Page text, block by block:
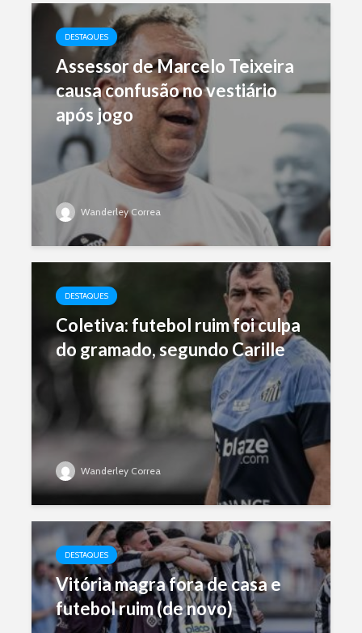
DESTAQUES
Assessor de Marcelo Teixeira
causa confusão no vestiário
após jogo
Wanderley Correa
DESTAQUES
Coletiva: futebol ruim foi culpa
do gramado, segundo Carille
Wanderley Correa
DESTAQUES
Vitória magra fora de casa e
futebol ruim (de novo)